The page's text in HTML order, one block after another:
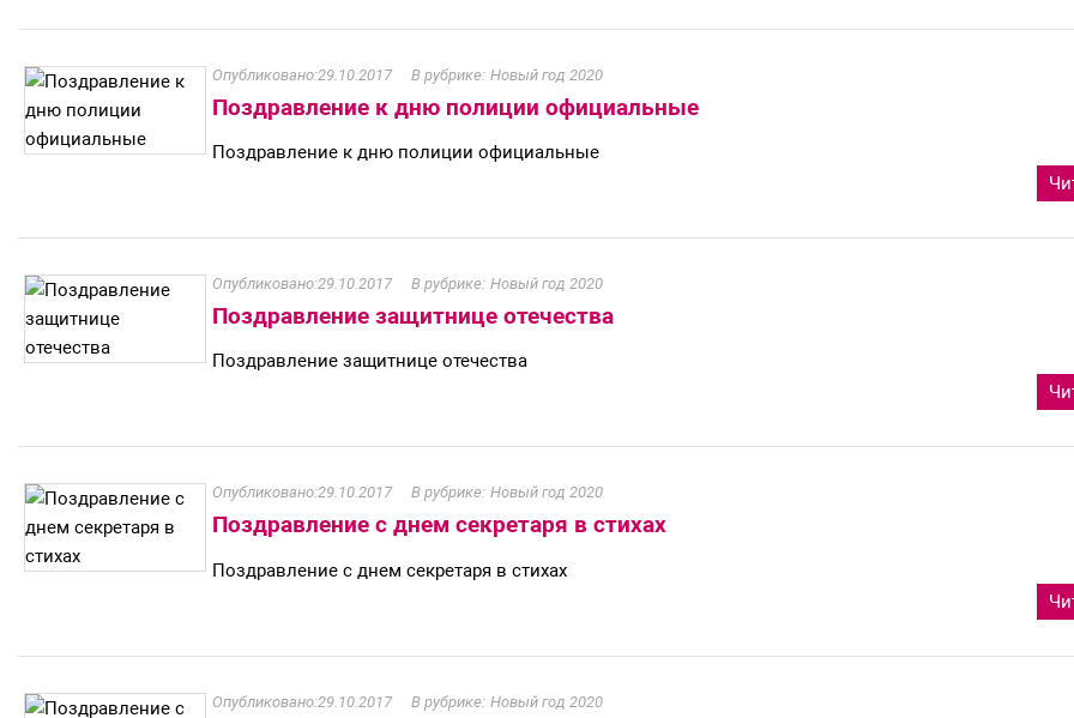
29.10.2017 Новый год 2020
Поздравление к дню полиции официальные
Поздравление к дню полиции официальные
29.10.2017 Новый год 2020
Поздравление защитнице отечества
Поздравление защитнице отечества
29.10.2017 Новый год 2020
Поздравление с днем секретаря в стихах
Поздравление с днем секретаря в стихах
29.10.2017 Новый год 2020